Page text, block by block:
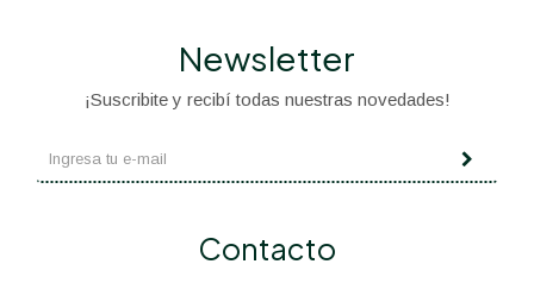
Contacto
Newsletter
¡Suscribite y recibí todas nuestras novedades!